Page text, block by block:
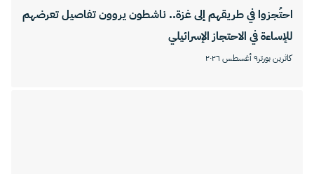
احتُجزوا في طريقهم إلى غزة.. ناشطون يروون تفاصيل تعرضهم
للإساءة في الاحتجاز الإسرائيلي
كاثرين بورتر٩ أغسطس ٢٠٢٦